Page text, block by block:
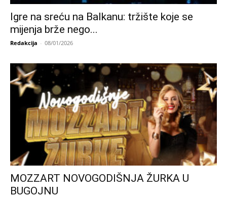
Igre na sreću na Balkanu: tržište koje se
mijenja brže nego...
Redakcija - 08/01/2026
MOZZART NOVOGODIŠNJA ŽURKA U
BUGOJNU